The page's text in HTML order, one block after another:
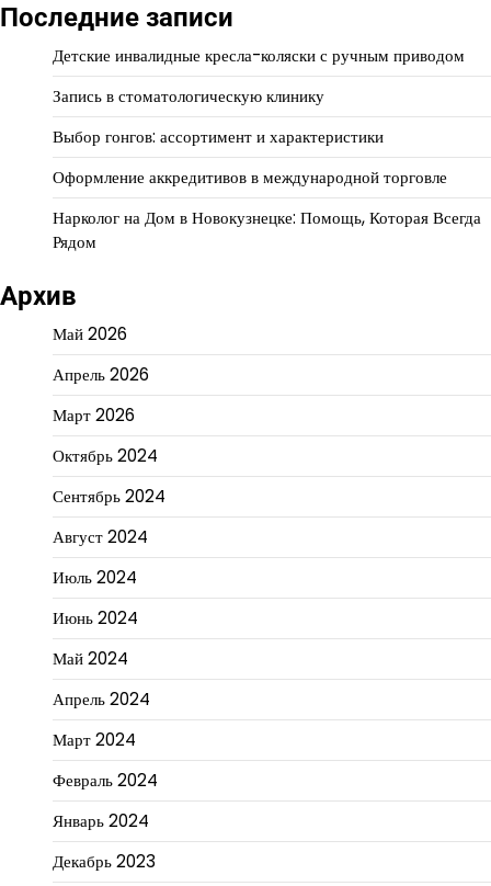
Последние записи
Детские инвалидные кресла-коляски с ручным приводом
Запись в стоматологическую клинику
Выбор гонгов: ассортимент и характеристики
Оформление аккредитивов в международной торговле
Нарколог на Дом в Новокузнецке: Помощь, Которая Всегда
Рядом
Архив
Май 2026
Апрель 2026
Март 2026
Октябрь 2024
Сентябрь 2024
Август 2024
Июль 2024
Июнь 2024
Май 2024
Апрель 2024
Март 2024
Февраль 2024
Январь 2024
Декабрь 2023